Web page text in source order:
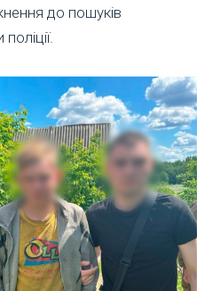
до пошуків